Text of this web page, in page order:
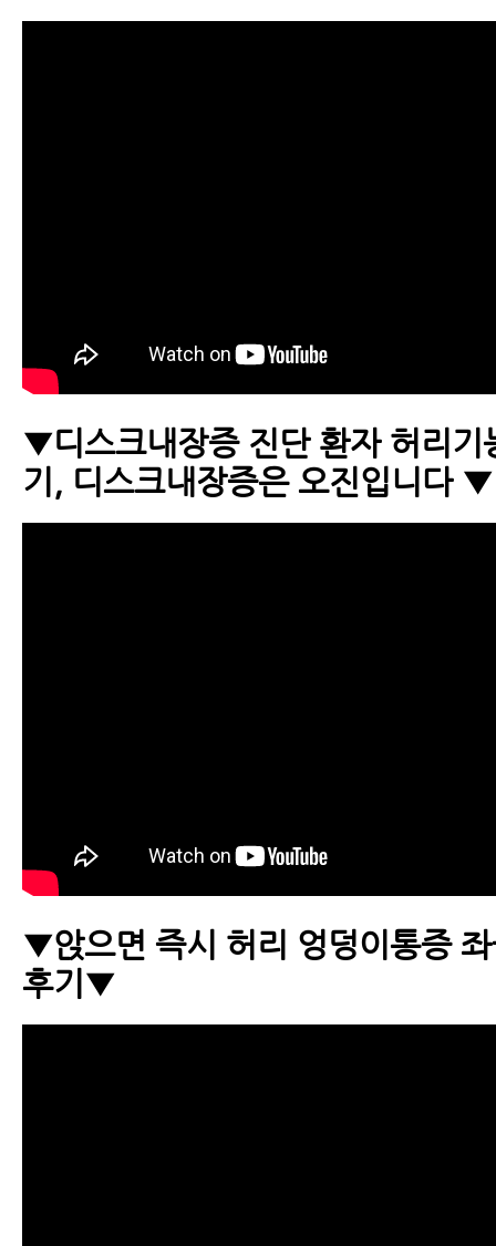
▼디스크내장증 진단 환자 허리기
기, 디스크내장증은 오진입니다 ▼
▼앉으면 즉시 허리 엉덩이통증
후기▼